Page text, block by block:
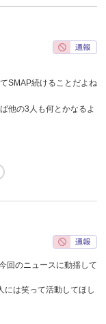
SMAP続けることだよね
他の3人も何とかなるよ
回のニュースに動揺して
には笑って活動してほし